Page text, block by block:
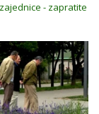
- zapratite